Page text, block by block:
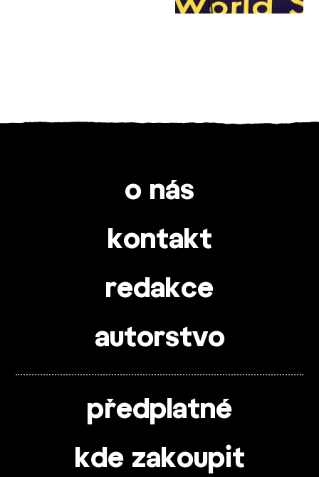
o nás
kontakt
redakce
autorstvo
předplatné
kde zakoupit